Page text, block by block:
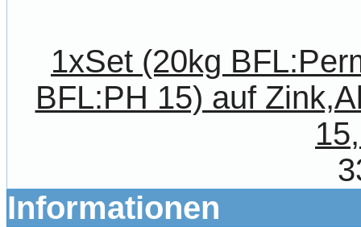
1xSet (20kg
BFL:PH 15) auf
Informationen